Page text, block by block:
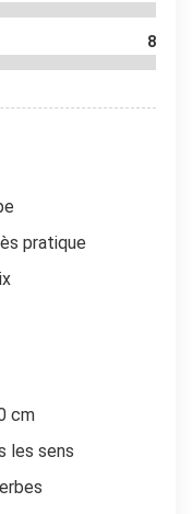
8
pratique
cm
les sens